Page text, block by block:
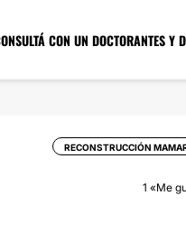
CON UN DOCTORANTES Y
RECONSTRUCCIÓN
1 «Me